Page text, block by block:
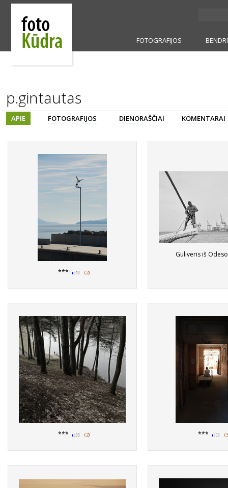
FOTOGRAFIJOS
p.gintautas
APIE FOTOGRAFIJOS DIENORAŠČIAI KOMENTARAI
*** (2)
Guliveris iš
*** (2) ***